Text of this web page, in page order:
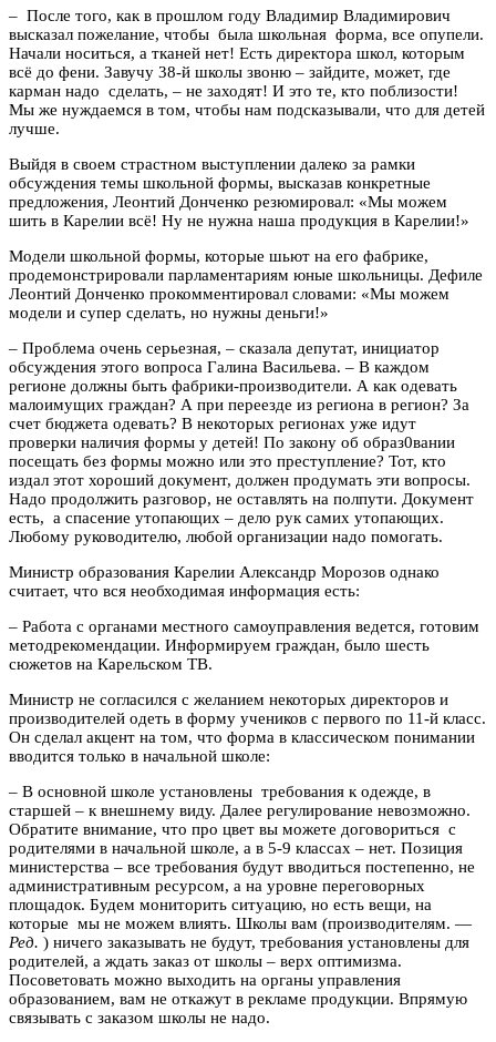
– После того, как в прошлом году Владимир Владимирович
высказал пожелание, чтобы была школьная форма, все опупели.
Начали носиться, а тканей нет! Есть директора школ, которым
всё до фени. Завучу 38-й школы звоню – зайдите, может, где
карман надо сделать, – не заходят! И это те, кто поблизости!
Мы же нуждаемся в том, чтобы нам подсказывали, что для детей
лучше.
Выйдя в своем страстном выступлении далеко за рамки
обсуждения темы школьной формы, высказав конкретные
предложения, Леонтий Донченко резюмировал: «Мы можем
шить в Карелии всё! Ну не нужна наша продукция в Карелии!»
Модели школьной формы, которые шьют на его фабрике,
продемонстрировали парламентариям юные школьницы. Дефиле
Леонтий Донченко прокомментировал словами: «Мы можем
модели и супер сделать, но нужны деньги!»
– Проблема очень серьезная, – сказала депутат, инициатор
обсуждения этого вопроса Галина Васильева. – В каждом
регионе должны быть фабрики-производители. А как одевать
малоимущих граждан? А при переезде из региона в регион? За
счет бюджета одевать? В некоторых регионах уже идут
проверки наличия формы у детей! По закону об образ0вании
посещать без формы можно или это преступление? Тот, кто
издал этот хороший документ, должен продумать эти вопросы.
Надо продолжить разговор, не оставлять на полпути. Документ
есть, а спасение утопающих – дело рук самих утопающих.
Любому руководителю, любой организации надо помогать.
Министр образования Карелии Александр Морозов однако
считает, что вся необходимая информация есть:
– Работа с органами местного самоуправления ведется, готовим
методрекомендации. Информируем граждан, было шесть
сюжетов на Карельском ТВ.
Министр не согласился с желанием некоторых директоров и
производителей одеть в форму учеников с первого по 11-й класс.
Он сделал акцент на том, что форма в классическом понимании
вводится только в начальной школе:
– В основной школе установлены требования к одежде, в
старшей – к внешнему виду. Далее регулирование невозможно.
Обратите внимание, что про цвет вы можете договориться с
родителями в начальной школе, а в 5-9 классах – нет. Позиция
министерства – все требования будут вводиться постепенно, не
административным ресурсом, а на уровне переговорных
площадок. Будем мониторить ситуацию, но есть вещи, на
которые мы не можем влиять. Школы вам (производителям. —
Ред. ) ничего заказывать не будут, требования установлены для
родителей, а ждать заказ от школы – верх оптимизма.
Посоветовать можно выходить на органы управления
образованием, вам не откажут в рекламе продукции. Впрямую
связывать с заказом школы не надо.